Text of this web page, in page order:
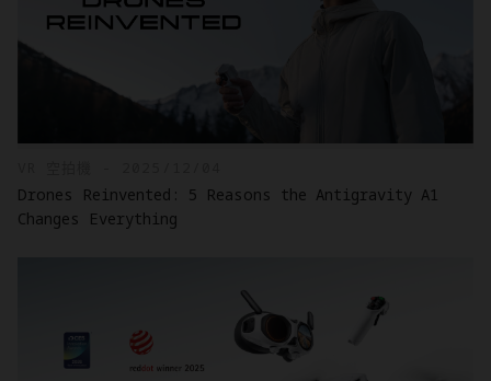
Drones Reinvented: 5 Reasons the Antigravity A1
Changes Everything